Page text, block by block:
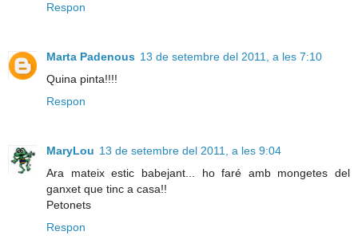
Respon
Marta Padenous 13 de setembre del 2011, a les 7:10
Quina pinta!!!!
Respon
MaryLou 13 de setembre del 2011, a les 9:04
Ara mateix estic babejant... ho faré amb mongetes del
ganxet que tinc a casa!!
Petonets
Respon